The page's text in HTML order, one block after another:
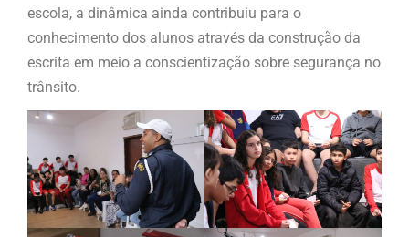
escola, a dinâmica ainda contribuiu para o
conhecimento dos alunos através da construção da
escrita em meio a conscientização sobre segurança no
trânsito.